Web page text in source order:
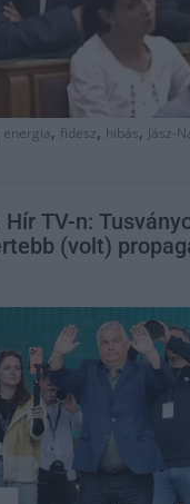
energia, fidesz, hibás, Jász-
TV-n:
(volt)